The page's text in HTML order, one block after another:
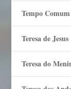
Tempo Comum
Teresa de Jesus
Teresa do